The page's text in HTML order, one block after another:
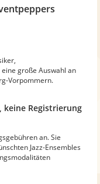
große Auswahl an
Vorpommern.
keine Registrierung
an. Sie
Jazz-Ensembles